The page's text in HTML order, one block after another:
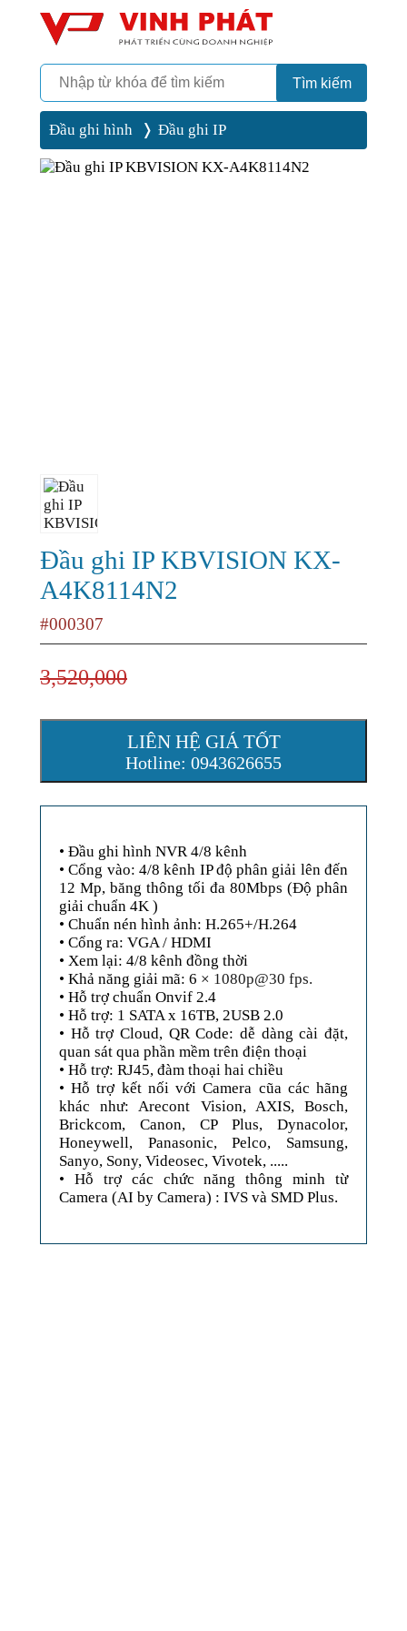
Vinh Phát Cần Thơ Tìm kiếm
Đầu ghi hình Đầu ghi IP
Đầu ghi IP KBVISION KX-
A4K8114N2
#000307
3,520,000
LIÊN HỆ GIÁ TỐT
Hotline: 0943626655
• Đầu ghi hình NVR 4/8 kênh
• Cổng vào: 4/8 kênh IP độ phân giải lên đến
12 Mp, băng thông tối đa 80Mbps (Độ phân
giải chuẩn 4K )
• Chuẩn nén hình ảnh: H.265+/H.264
• Cổng ra: VGA / HDMI
• Xem lại: 4/8 kênh đồng thời
• Khả năng giải mã: 6 × 1080p@30 fps.
• Hỗ trợ chuẩn Onvif 2.4
• Hỗ trợ: 1 SATA x 16TB, 2USB 2.0
• Hỗ trợ Cloud, QR Code: dễ dàng cài đặt,
quan sát qua phần mềm trên điện thoại
• Hỗ trợ: RJ45, đàm thoại hai chiều
• Hỗ trợ kết nối với Camera cũa các hãng
khác như: Arecont Vision, AXIS, Bosch,
Brickcom, Canon, CP Plus, Dynacolor,
Honeywell, Panasonic, Pelco, Samsung,
Sanyo, Sony, Videosec, Vivotek, .....
• Hỗ trợ các chức năng thông minh từ
Camera (AI by Camera) : IVS và SMD Plus.